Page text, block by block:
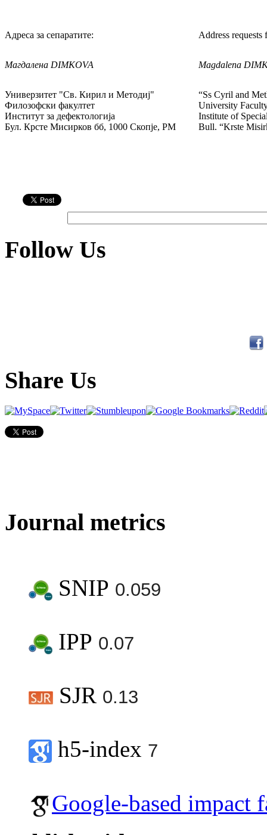
Адреса за сепаратите: Address requests
Магдалена DIMKOVA Magdalena
Универзитет "Св. Кирил и Методиј"
Филозофски факултет
Институт за дефектологија
Бул. Крсте Мисирков бб, 1000 Скопје, РМ
“Ss Cyril and
University
Institute of
Bull. “Krste
Follow Us
Share Us
Journal metrics
SNIP 0.059
IPP 0.07
SJR 0.13
h5-index 7
Google-based impact